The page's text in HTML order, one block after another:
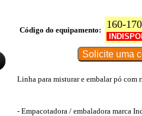
Código do equipamento: 160-170
Linha para misturar e embalar pó
- Empacotadora / embaladora marca